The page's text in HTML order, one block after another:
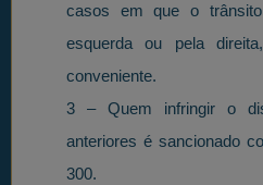
casos em que o
esquerda ou pela
conveniente.
3 – Quem infringir o
anteriores é sancionado
300.